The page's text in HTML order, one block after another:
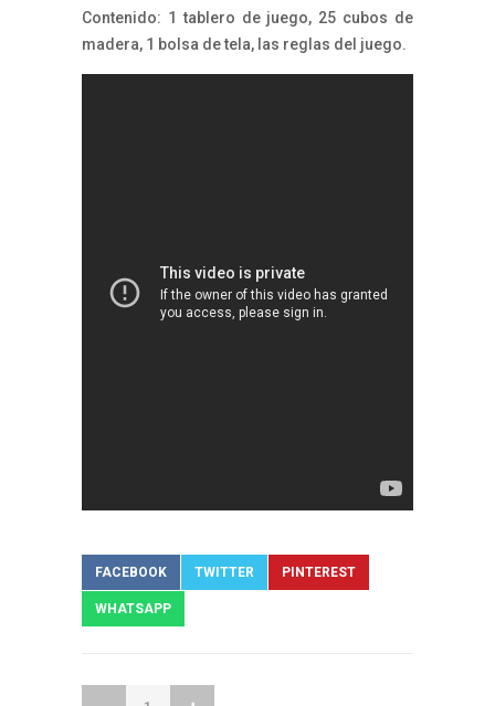
Contenido: 1 tablero de juego, 25 cubos de
madera, 1 bolsa de tela, las reglas del juego.
FACEBOOK TWITTER PINTEREST
WHATSAPP